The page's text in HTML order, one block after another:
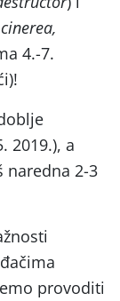
4.-7.
2019.), a
naredna 2-3
provoditi